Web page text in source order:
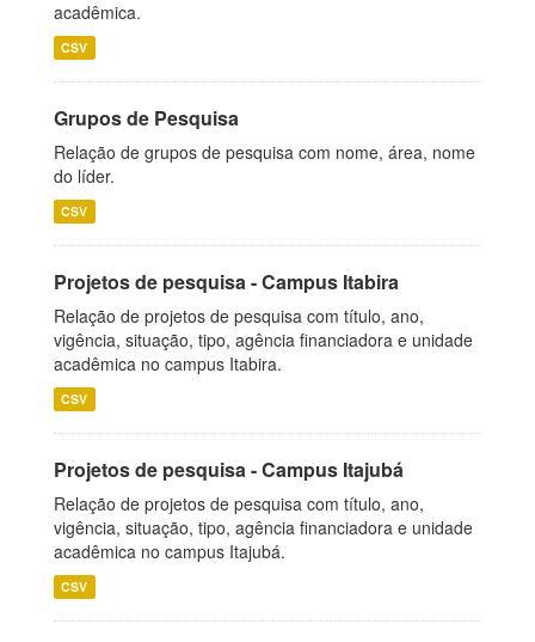
acadêmica.
CSV
Grupos de Pesquisa
Relação de grupos de pesquisa com nome, área, nome
do líder.
CSV
Projetos de pesquisa - Campus Itabira
Relação de projetos de pesquisa com título, ano,
vigência, situação, tipo, agência financiadora e unidade
acadêmica no campus Itabira.
CSV
Projetos de pesquisa - Campus Itajubá
Relação de projetos de pesquisa com título, ano,
vigência, situação, tipo, agência financiadora e unidade
acadêmica no campus Itajubá.
CSV